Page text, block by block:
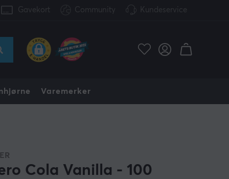
Gavekort Community Kundeservice
Varemerker
Cola Vanilla - 100